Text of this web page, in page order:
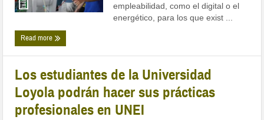
empleabilidad, como el digital o el
energético, para los que exist ...
Read more
Los estudiantes de la Universidad
Loyola podrán hacer sus prácticas
profesionales en UNEI